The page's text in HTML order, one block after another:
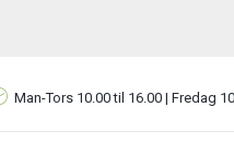
Man-Tors 10.00 til 16.00 | Fredag